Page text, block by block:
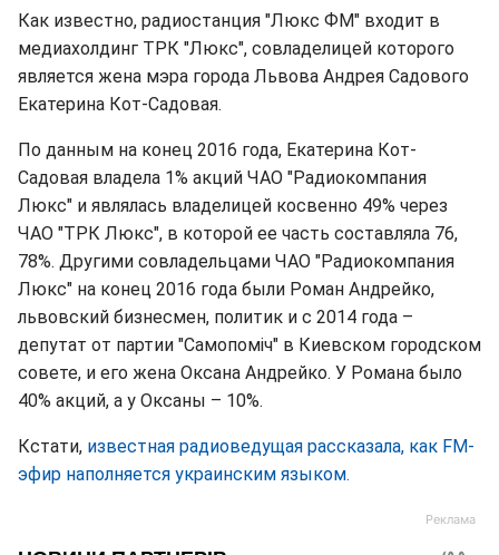
Как известно, радиостанция "Люкс ФМ" входит в
медиахолдинг ТРК "Люкс", совладелицей которого
является жена мэра города Львова Андрея Садового
Екатерина Кот-Садовая.
По данным на конец 2016 года, Екатерина Кот-
Садовая владела 1% акций ЧАО "Радиокомпания
Люкс" и являлась владелицей косвенно 49% через
ЧАО "ТРК Люкс", в которой ее часть составляла 76,
78%. Другими совладельцами ЧАО "Радиокомпания
Люкс" на конец 2016 года были Роман Андрейко,
львовский бизнесмен, политик и с 2014 года –
депутат от партии "Самопоміч" в Киевском городском
совете, и его жена Оксана Андрейко. У Романа было
40% акций, а у Оксаны – 10%.
Кстати, известная радиоведущая рассказала, как FM-
эфир наполняется украинским языком.